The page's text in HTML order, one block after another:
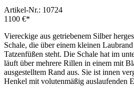
Artikel-Nr.: 10724
1100 €*
Viereckige aus getriebenem Silber
Schale, die über einem kleinen
Tatzenfüßen steht. Die Schale hat im
läuft über mehrere Rillen in einem mit
ausgestelltem Rand aus. Sie ist innen
Henkel mit volutenmäßig auslaufenden